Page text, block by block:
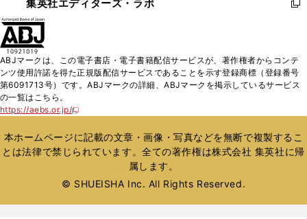
く
で
ド
く
い
ド
ウ
で
集英社エディターズ・ラボ
新
ィ
ン
ド
開
く
ABJマークは、この電子書店・電子書籍配信サービスが、著作権者からコンテ
ンツ使用許諾を得た正規版配信サービスであることを示す登録商標（登録番号
第6091713号）です。ABJマークの詳細、ABJマークを掲示しているサービス
の一覧はこちら。
https://aebs.or.jp/
新
い
ウ
ィ
ウ
本ホームページに記載の文章・画像・写真などを無断で複製するこ
とは法律で禁じられています。全ての著作権は株式会社 集英社に帰
属します。
© SHUEISHA Inc. All Rights Reserved.